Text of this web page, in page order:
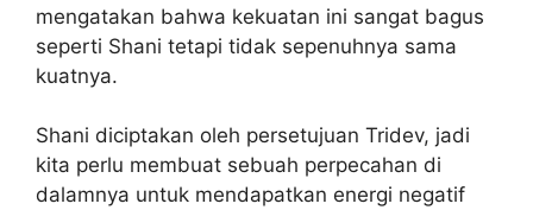
mengatakan bahwa kekuatan ini sangat bagus
seperti Shani tetapi tidak sepenuhnya sama
kuatnya.
Shani diciptakan oleh persetujuan Tridev, jadi
kita perlu membuat sebuah perpecahan di
dalamnya untuk mendapatkan energi negatif